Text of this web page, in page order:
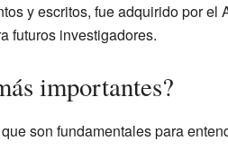
y escritos, fue adquirido por
futuros investigadores.
importantes?
son fundamentales para